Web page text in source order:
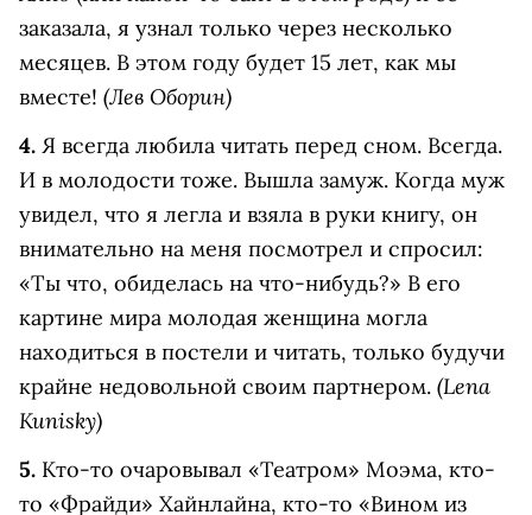
заказала, я узнал только через несколько
месяцев. В этом году будет 15 лет, как мы
вместе! (Лев Оборин)
4. Я всегда любила читать перед сном. Всегда.
И в молодости тоже. Вышла замуж. Когда муж
увидел, что я легла и взяла в руки книгу, он
внимательно на меня посмотрел и спросил:
«Ты что, обиделась на что-нибудь?» В его
картине мира молодая женщина могла
находиться в постели и читать, только будучи
крайне недовольной своим партнером. (Lena
Kunisky)
5. Кто-то очаровывал «Театром» Моэма, кто-
то «Фрайди» Хайнлайна, кто-то «Вином из